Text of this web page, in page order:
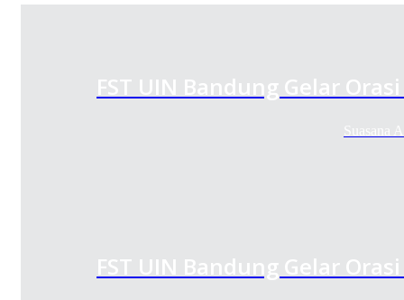
FST UIN Bandung Gelar
Suasana
FST UIN Bandung Gelar